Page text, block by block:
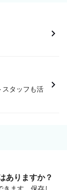
タッフも活
ありますか？